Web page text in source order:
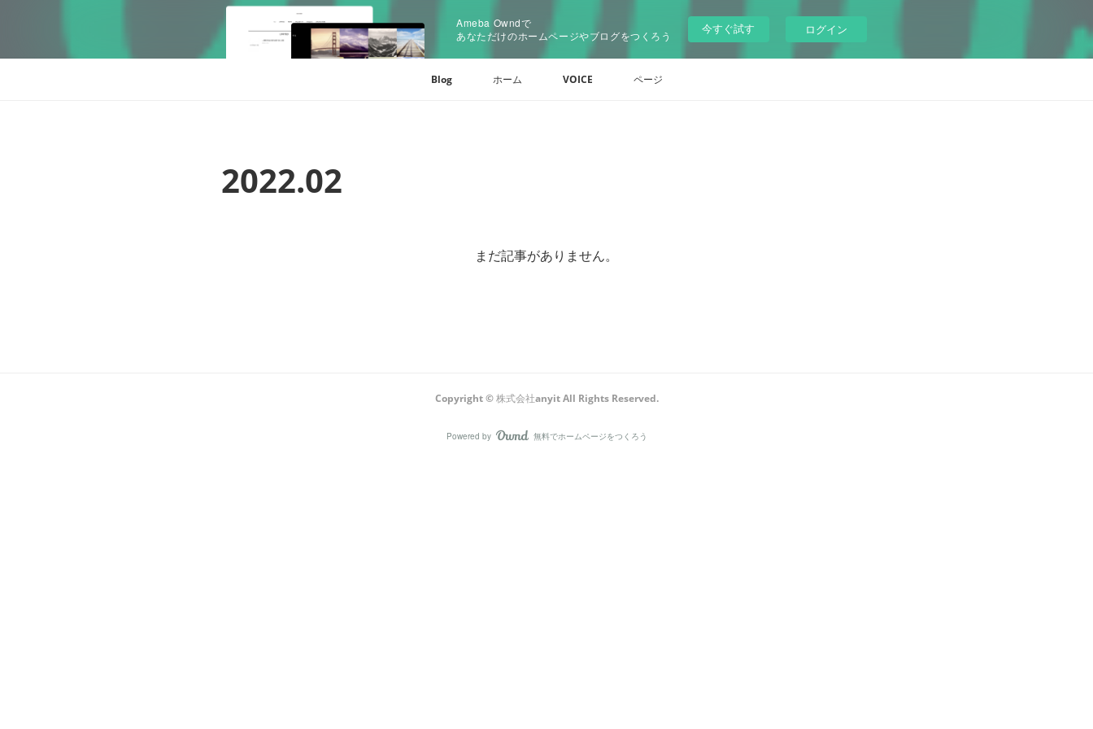
Ameba Owndで
あなただけのホームページやブログをつくろう
今すぐ試す ログイン
Blog ホーム VOICE ページ
2022.02
まだ記事がありません。
Copyright © 株式会社anyit All Rights Reserved.
Powered by AmebaOwnd
無料でホームページをつくろう